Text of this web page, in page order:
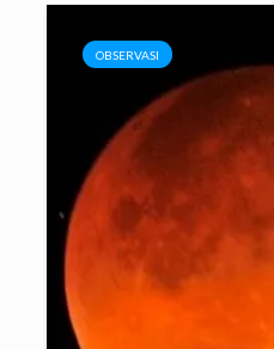
OBSERVASI